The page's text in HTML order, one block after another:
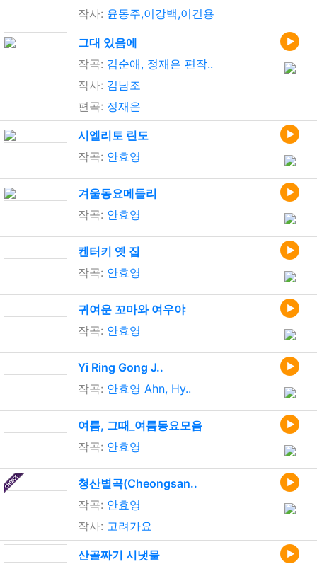
작사: 윤동주,이강백,이건용
그대 있음에
작곡: 김순애, 정재은 편작..
작사: 김남조
편곡: 정재은
시엘리토 린도
작곡: 안효영
겨울동요메들리
작곡: 안효영
켄터키 옛 집
작곡: 안효영
귀여운 꼬마와 여우야
작곡: 안효영
Yi Ring Gong J..
작곡: 안효영 Ahn, Hy..
여름, 그때_여름동요모음
작곡: 안효영
청산별곡(Cheongsan..
작곡: 안효영
작사: 고려가요
산골짜기 시냇물